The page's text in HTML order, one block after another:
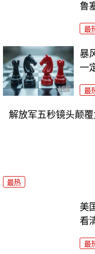
鲁
最
暴
一
最
解放军五秒镜头颠
最热
美
看
最